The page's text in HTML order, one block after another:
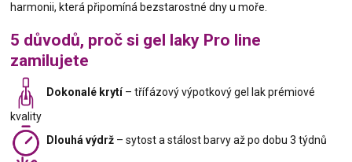
harmonii, která připomíná bezstarostné dny u moře.
5 důvodů, proč si gel laky Pro line
zamilujete
Dokonalé krytí– třífázový výpotkový gel lak prémiové
kvality
Dlouhá výdrž – sytost a stálost barvy až po dobu 3 týdnů